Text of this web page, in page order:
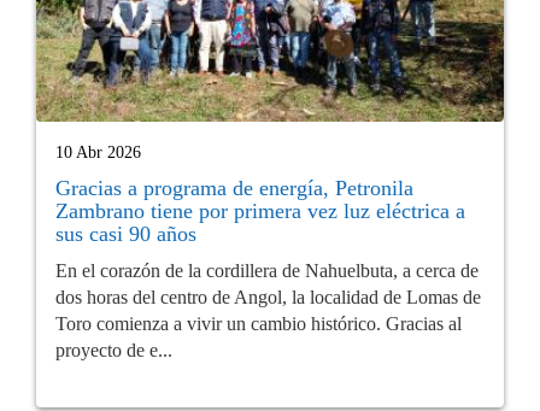
10 Abr 2026
Gracias a programa de energía, Petronila
Zambrano tiene por primera vez luz eléctrica a
sus casi 90 años
En el corazón de la cordillera de Nahuelbuta, a cerca de
dos horas del centro de Angol, la localidad de Lomas de
Toro comienza a vivir un cambio histórico. Gracias al
proyecto de e...